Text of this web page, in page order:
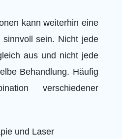
kann weiterhin eine
sinnvoll sein. Nicht jede
aus und nicht jede
Behandlung. Häufig
verschiedener
und Laser